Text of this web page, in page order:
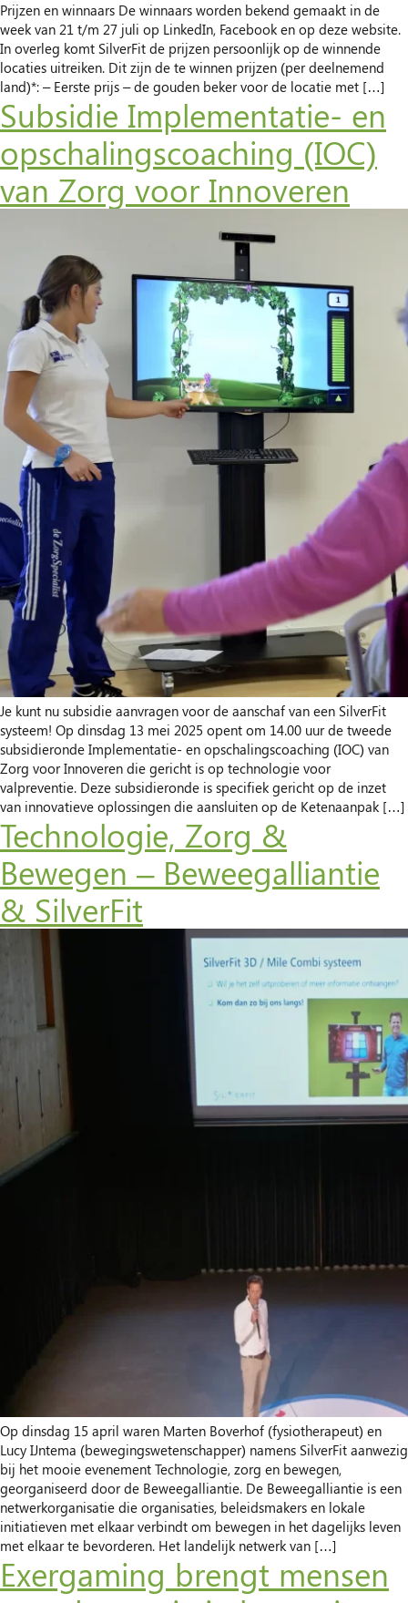
Prijzen en winnaars De winnaars worden bekend gemaakt in de
week van 21 t/m 27 juli op LinkedIn, Facebook en op deze website.
In overleg komt SilverFit de prijzen persoonlijk op de winnende
locaties uitreiken. Dit zijn de te winnen prijzen (per deelnemend
land)*: – Eerste prijs – de gouden beker voor de locatie met […]
Subsidie Implementatie- en
opschalingscoaching (IOC)
van Zorg voor Innoveren
Je kunt nu subsidie aanvragen voor de aanschaf van een SilverFit
systeem! Op dinsdag 13 mei 2025 opent om 14.00 uur de tweede
subsidieronde Implementatie- en opschalingscoaching (IOC) van
Zorg voor Innoveren die gericht is op technologie voor
valpreventie. Deze subsidieronde is specifiek gericht op de inzet
van innovatieve oplossingen die aansluiten op de Ketenaanpak […]
Technologie, Zorg &
Bewegen – Beweegalliantie
& SilverFit
Op dinsdag 15 april waren Marten Boverhof (fysiotherapeut) en
Lucy IJntema (bewegingswetenschapper) namens SilverFit aanwezig
bij het mooie evenement Technologie, zorg en bewegen,
georganiseerd door de Beweegalliantie. De Beweegalliantie is een
netwerkorganisatie die organisaties, beleidsmakers en lokale
initiatieven met elkaar verbindt om bewegen in het dagelijks leven
met elkaar te bevorderen. Het landelijk netwerk van […]
Exergaming brengt mensen